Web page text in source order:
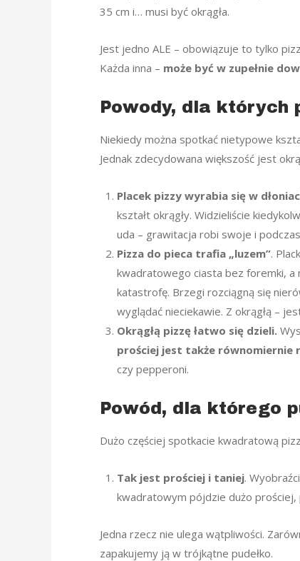
35 cm i… musi być okrągła.
Jest jedno ALE – obowiązuje to tylko
Każda inna – może być w zupełnie
Powody, dla których
Niekiedy można spotkać nietypowe
Jednak zdecydowana większość jest
Placek pizzy wyrabia się w
kształt okrągły. Widzieliście
uda – grawitacja robi swoje i
Pizza do pieca trafia „luzem”.
kwadratowego ciasta bez foremki, a
katastrofę. Brzegi rozciągną się
wyglądać nieciekawie. Z okrągłą –
Okrągłą pizzę łatwo się dzieli.
prościej jest także równomiernie
czy pepperoni.
Powód, dla którego
Dużo częściej spotkacie kwadratową
Tak jest prościej i taniej.
kwadratowym pójdzie dużo prościej,
Jedna rzecz nie ulega wątpliwości.
zapakujemy ją w trójkątne pudełko.